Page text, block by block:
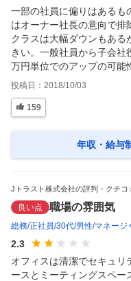
一部の社員に偏りはあるも
はオーナー社長の意向で排
クラスは大幅ダウンもある
きい。一般社員から子会
万円単位でのアップの可能
投稿日： 2018/10/03
159
年収・給与
Jトラスト株式会社の評判・クチコ
良い点 職場の雰囲気
総務 正社員 30代 男性 マネージ
2.3
オフィスは清潔でセキュリ
ースとミーティングスペー